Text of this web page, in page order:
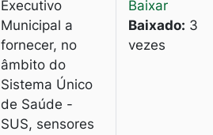
Executivo
Municipal а
fornecer, no
âmbito do
Sistema Único
de Saúde -
SUS, sensores
Baixar
Baixado: 3
vezes